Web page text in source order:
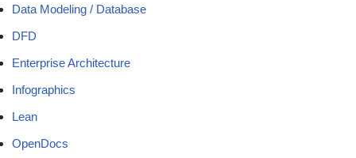
Data Modeling / Database
DFD
Enterprise Architecture
Infographics
Lean
OpenDocs